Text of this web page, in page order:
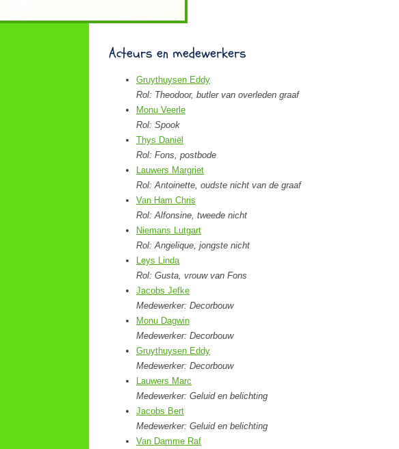
Acteurs en medewerkers
Gruythuysen Eddy
Rol: Theodoor, butler van overleden graaf
Monu Veerle
Rol: Spook
Thys Daniël
Rol: Fons, postbode
Lauwers Margriet
Rol: Antoinette, oudste nicht van de graaf
Van Ham Chris
Rol: Alfonsine, tweede nicht
Niemans Lutgart
Rol: Angelique, jongste nicht
Leys Linda
Rol: Gusta, vrouw van Fons
Jacobs Jefke
Medewerker: Decorbouw
Monu Dagwin
Medewerker: Decorbouw
Gruythuysen Eddy
Medewerker: Decorbouw
Lauwers Marc
Medewerker: Geluid en belichting
Jacobs Bert
Medewerker: Geluid en belichting
Van Damme Raf